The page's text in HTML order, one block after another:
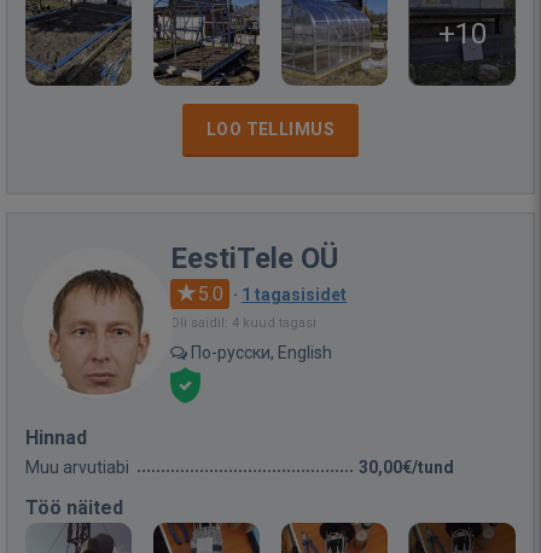
+10
LOO TELLIMUS
EestiTele OÜ
5.0 · 1 tagasisidet
Oli saidil: 4 kuud tagasi
По-русски, English
Hinnad
Muu arvutiabi 30,00€/tund
Töö näited